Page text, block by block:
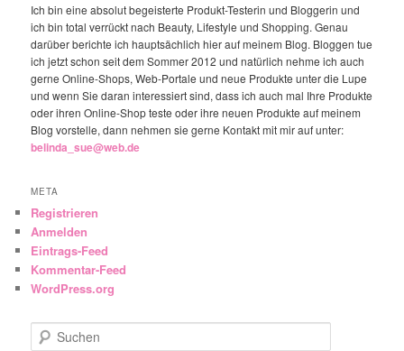
Ich bin eine absolut begeisterte Produkt-Testerin und Bloggerin und
ich bin total verrückt nach Beauty, Lifestyle und Shopping. Genau
darüber berichte ich hauptsächlich hier auf meinem Blog. Bloggen tue
ich jetzt schon seit dem Sommer 2012 und natürlich nehme ich auch
gerne Online-Shops, Web-Portale und neue Produkte unter die Lupe
und wenn Sie daran interessiert sind, dass ich auch mal Ihre Produkte
oder ihren Online-Shop teste oder ihre neuen Produkte auf meinem
Blog vorstelle, dann nehmen sie gerne Kontakt mit mir auf unter:
belinda_sue@web.de
META
Registrieren
Anmelden
Eintrags-Feed
Kommentar-Feed
WordPress.org
Suchen